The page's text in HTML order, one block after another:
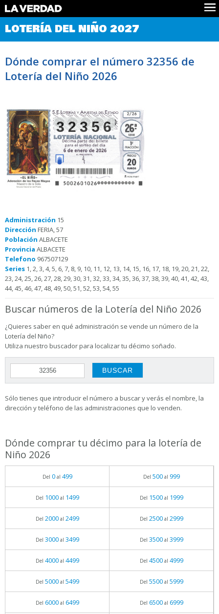
Comprobar Loteria del Niño
Premios
Noticias
Datos
LOTERÍA DEL NIÑO 2027
Dónde comprar el número 32356 de
Lotería del Niño 2026
32356
Administración 15
Dirección FERIA, 57
Población ALBACETE
Provincia ALBACETE
Telefono 967507129
Series 1, 2, 3, 4, 5, 6, 7, 8, 9, 10, 11, 12, 13, 14, 15, 16, 17, 18, 19, 20, 21, 22,
23, 24, 25, 26, 27, 28, 29, 30, 31, 32, 33, 34, 35, 36, 37, 38, 39, 40, 41, 42, 43,
44, 45, 46, 47, 48, 49, 50, 51, 52, 53, 54, 55
Buscar números de la Lotería del Niño 2026
¿Quieres saber en qué administración se vende un número de la
Lotería del Niño?
Utiliza nuestro buscador para localizar tu décimo soñado.
Sólo tienes que introducir el número a buscar y verás el nombre, la
dirección y teléfono de las administraciones que lo venden.
Dónde comprar tu décimo para la lotería de
Niño 2026
Del 0al 499 Del 500al 999
Del 1000al 1499 Del 1500al 1999
Del 2000al 2499 Del 2500al 2999
Del 3000al 3499 Del 3500al 3999
Del 4000al 4499 Del 4500al 4999
Del 5000al 5499 Del 5500al 5999
Del 6000al 6499 Del 6500al 6999